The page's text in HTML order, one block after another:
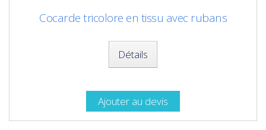
Cocarde tricolore en tissu avec rubans
Détails
Ajouter au devis